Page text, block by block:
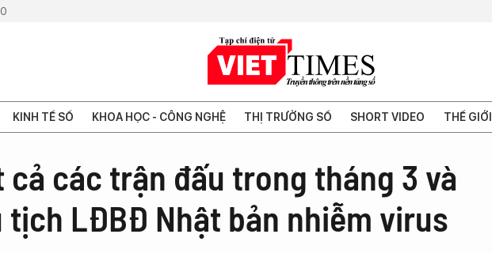
KINH TẾ SỐ KHOA HỌC - CÔNG NGHỆ THỊ TRƯỜNG SỐ SHORT VIDEO THẾ GIỚI
cả các trận đấu trong tháng 3 và
tịch LĐBĐ Nhật bản nhiễm virus